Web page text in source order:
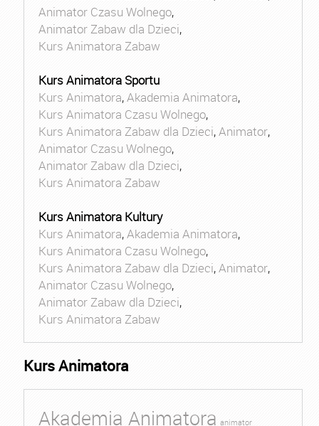
Animator Czasu Wolnego,
Animator Zabaw dla Dzieci,
Kurs Animatora Zabaw
Kurs Animatora Sportu
Kurs Animatora,Akademia Animatora,
Kurs Animatora Czasu Wolnego,
Kurs Animatora Zabaw dla Dzieci,Animator,
Animator Czasu Wolnego,
Animator Zabaw dla Dzieci,
Kurs Animatora Zabaw
Kurs Animatora Kultury
Kurs Animatora,Akademia Animatora,
Kurs Animatora Czasu Wolnego,
Kurs Animatora Zabaw dla Dzieci,Animator,
Animator Czasu Wolnego,
Animator Zabaw dla Dzieci,
Kurs Animatora Zabaw
Kurs Animatora
Akademia Animatora animator